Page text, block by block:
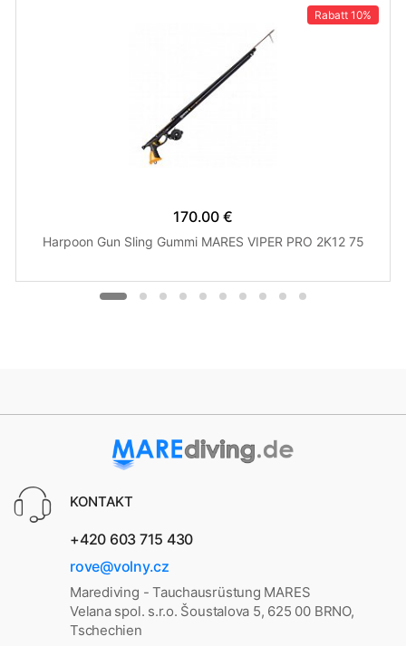
Rabatt 10%
170.00 €
Harpoon Gun Sling Gummi MARES VIPER PRO 2K12 75
KONTAKT
+420 603 715 430
rove@volny.cz
Marediving - Tauchausrüstung MARES
Velana spol. s.r.o. Šoustalova 5, 625 00 BRNO,
Tschechien